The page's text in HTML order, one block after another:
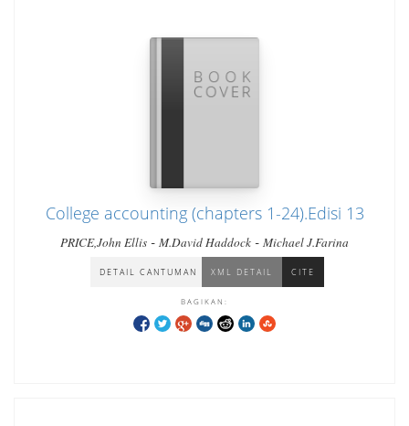
College accounting (chapters 1-24).Edisi 13
PRICE,John Ellis - M.David Haddock - Michael J.Farina
DETAIL CANTUMAN XML DETAIL CITE
BAGIKAN: